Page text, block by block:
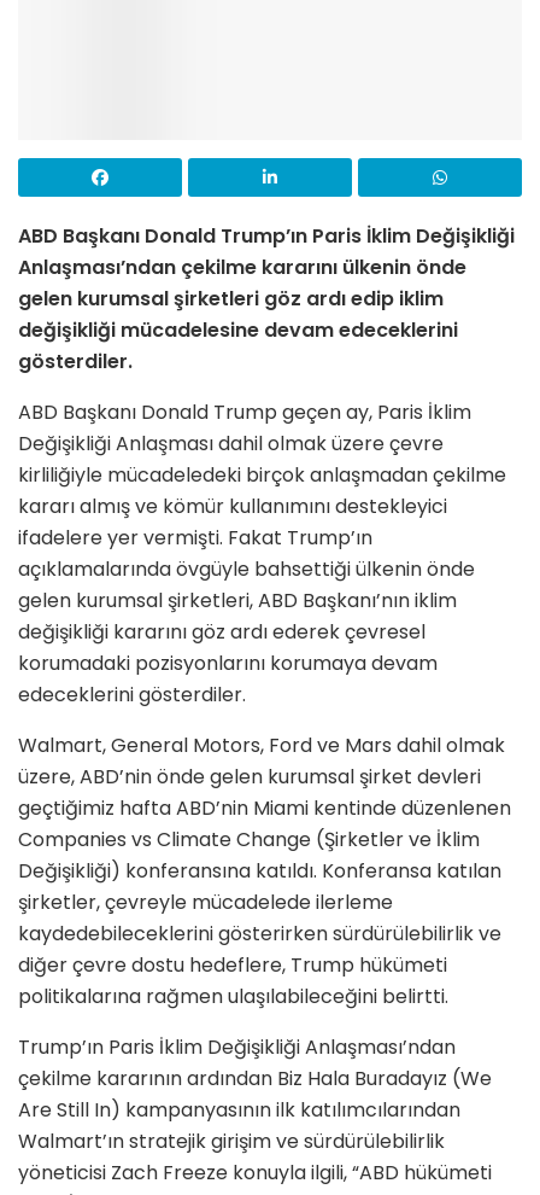
ABD Başkanı Donald Trump’ın Paris İklim Değişikliği
Anlaşması’ndan çekilme kararını ülkenin önde
gelen kurumsal şirketleri göz ardı edip iklim
değişikliği mücadelesine devam edeceklerini
gösterdiler.
ABD Başkanı Donald Trump geçen ay, Paris İklim
Değişikliği Anlaşması dahil olmak üzere çevre
kirliliğiyle mücadeledeki birçok anlaşmadan çekilme
kararı almış ve kömür kullanımını destekleyici
ifadelere yer vermişti. Fakat Trump’ın
açıklamalarında övgüyle bahsettiği ülkenin önde
gelen kurumsal şirketleri, ABD Başkanı’nın iklim
değişikliği kararını göz ardı ederek çevresel
korumadaki pozisyonlarını korumaya devam
edeceklerini gösterdiler.
Walmart, General Motors, Ford ve Mars dahil olmak
üzere, ABD’nin önde gelen kurumsal şirket devleri
geçtiğimiz hafta ABD’nin Miami kentinde düzenlenen
Companies vs Climate Change (Şirketler ve İklim
Değişikliği) konferansına katıldı. Konferansa katılan
şirketler, çevreyle mücadelede ilerleme
kaydedebileceklerini gösterirken sürdürülebilirlik ve
diğer çevre dostu hedeflere, Trump hükümeti
politikalarına rağmen ulaşılabileceğini belirtti.
Trump’ın Paris İklim Değişikliği Anlaşması’ndan
çekilme kararının ardından Biz Hala Buradayız (We
Are Still In) kampanyasının ilk katılımcılarından
Walmart’ın stratejik girişim ve sürdürülebilirlik
yöneticisi Zach Freeze konuyla ilgili, “ABD hükümeti